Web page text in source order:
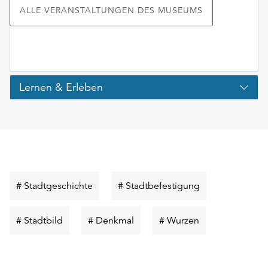
ALLE VERANSTALTUNGEN DES MUSEUMS
Lernen & Erleben
# Stadtgeschichte Schlüsselwort
# Stadtbefestigung
# Stadtbild Schlüsselwort
# Denkmal Schlüsselwort
# Wurzen